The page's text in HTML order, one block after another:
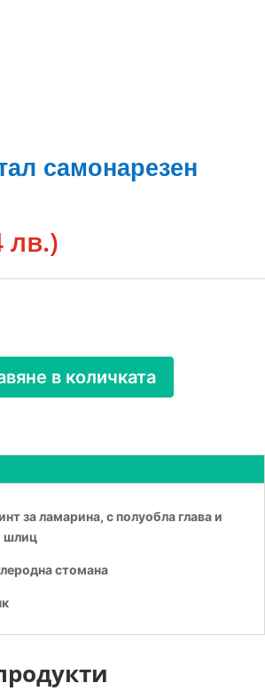
самонарезен
лв.)
в количката
за ламарина, с полуобла глава и
шлиц
стомана